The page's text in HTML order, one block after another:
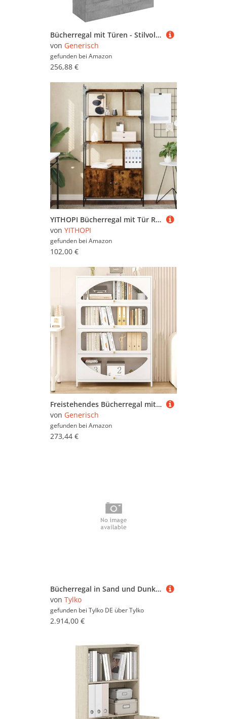
Bücherregal mit Türen - Stilvolle Aufbewahrungseinheit & Aktenschrank - Vielseitiges Stand-Bücherregal Raumteiler für Büro & Zuhause, 115 cm hoch
von Generisch
gefunden bei Amazon
256,88 €
YITHOPI Bücherregal mit Tür Räuchereiche Multifunktionales Bücherregal für Aufbewahrung 76,5x30x154,5 cm Holzwerkstoff
von YITHOPI
gefunden bei Amazon
102,00 €
Freistehendes Bücherregal mit Türen aus gehärtetem Glas, Vitrinen-Organizer für Wohnzimmer, Büro, Aufbewahrung zu Hause
von Generisch
gefunden bei Amazon
273,44 €
Bücherregal in Sand und Dunkelblau mit Türen und Schubladen
von Tylko
gefunden bei Tylko DE überTylko
2.914,00 €